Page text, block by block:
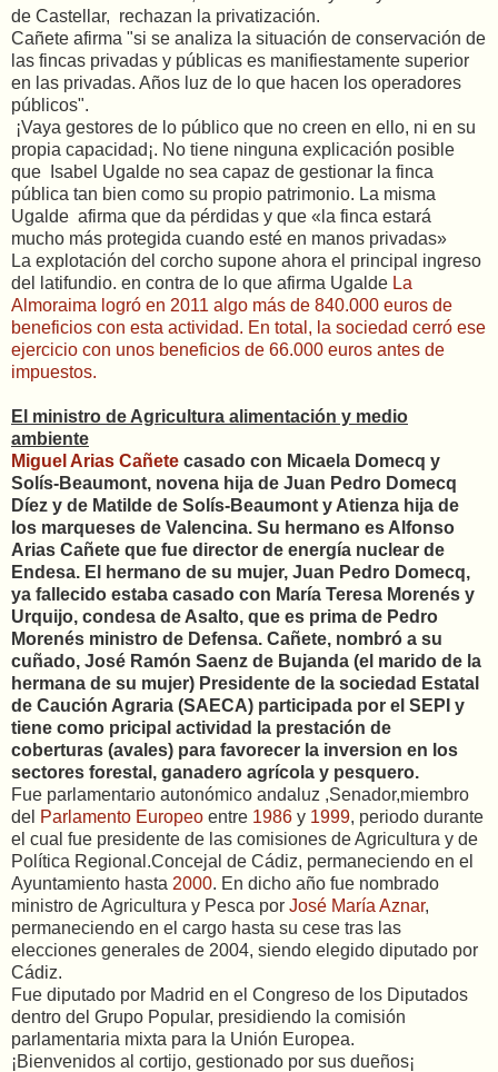
de Castellar, rechazan la privatización.
Cañete afirma "si se analiza la situación de conservación de
las fincas privadas y públicas es manifiestamente superior
en las privadas. Años luz de lo que hacen los operadores
públicos".
¡Vaya gestores de lo público que no creen en ello, ni en su
propia capacidad¡. No tiene ninguna explicación posible
que Isabel Ugalde no sea capaz de gestionar la finca
pública tan bien como su propio patrimonio. La misma
Ugalde afirma que da pérdidas y que «la finca estará
mucho más protegida cuando esté en manos privadas»
La explotación del corcho supone ahora el principal ingreso
del latifundio. en contra de lo que afirma Ugalde La
Almoraima logró en 2011 algo más de 840.000 euros de
beneficios con esta actividad. En total, la sociedad cerró ese
ejercicio con unos beneficios de 66.000 euros antes de
impuestos.
El ministro de Agricultura alimentación y medio
ambiente
Miguel Arias Cañete casado con Micaela Domecq y
Solís-Beaumont, novena hija de Juan Pedro Domecq
Díez y de Matilde de Solís-Beaumont y Atienza hija de
los marqueses de Valencina. Su hermano es Alfonso
Arias Cañete que fue director de energía nuclear de
Endesa. El hermano de su mujer, Juan Pedro Domecq,
ya fallecido estaba casado con María Teresa Morenés y
Urquijo, condesa de Asalto, que es prima de Pedro
Morenés ministro de Defensa. Cañete, nombró a su
cuñado, José Ramón Saenz de Bujanda (el marido de la
hermana de su mujer) Presidente de la sociedad Estatal
de Caución Agraria (SAECA) participada por el SEPI y
tiene como pricipal actividad la prestación de
coberturas (avales) para favorecer la inversion en los
sectores forestal, ganadero agrícola y pesquero.
Fue parlamentario autonómico andaluz ,Senador,miembro
del Parlamento Europeo entre 1986 y 1999, periodo durante
el cual fue presidente de las comisiones de Agricultura y de
Política Regional.Concejal de Cádiz, permaneciendo en el
Ayuntamiento hasta 2000. En dicho año fue nombrado
ministro de Agricultura y Pesca por José María Aznar,
permaneciendo en el cargo hasta su cese tras las
elecciones generales de 2004, siendo elegido diputado por
Cádiz.
Fue diputado por Madrid en el Congreso de los Diputados
dentro del Grupo Popular, presidiendo la comisión
parlamentaria mixta para la Unión Europea.
¡Bienvenidos al cortijo, gestionado por sus dueños¡